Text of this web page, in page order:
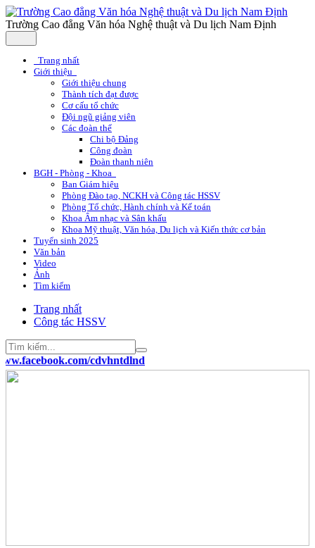
Trường Cao đẳng Văn hóa Nghệ thuật và Du lịch Nam Định
Trang nhất
Giới thiệu
Giới thiệu chung
Thành tích đạt được
Cơ cấu tổ chức
Đội ngũ giảng viên
Các đoàn thể
Chi bộ Đảng
Công đoàn
Đoàn thanh niên
BGH - Phòng - Khoa
Ban Giám hiệu
Phòng Đào tạo, NCKH và Công tác HSSV
Phòng Tổ chức, Hành chính và Kế toán
Khoa Âm nhạc và Sân khấu
Khoa Mỹ thuật, Văn hóa, Du lịch và Kiến thức cơ bản
Tuyển sinh 2025
Văn bản
Video
Ảnh
Tìm kiếm
Trang nhất
Công tác HSSV
cdvhntdlnd